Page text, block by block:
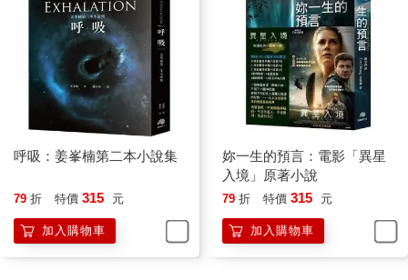
呼吸：姜峯楠第二本小說集
79 折 特價 315 元
加入購物車
妳一生的預言：電影「異星
入境」原著小說
79 折 特價 315 元
加入購物車